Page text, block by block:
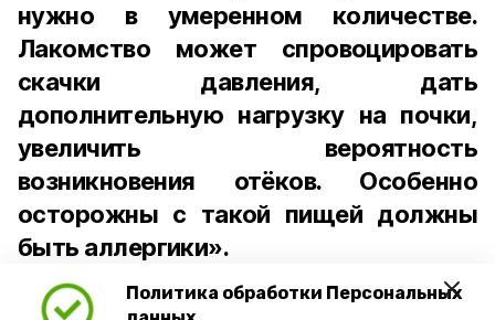
Политика обработки Персональных
нужно в умеренном количестве.
Лакомство может спровоцировать
скачки давления, дать
дополнительную нагрузку на почки,
увеличить вероятность
возникновения отёков. Особенно
осторожны с такой пищей должны
быть аллергики».
Для взрослого человека безопасной